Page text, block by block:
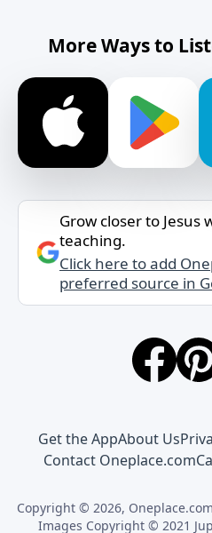
More Ways to
Grow closer to Jesus
teaching.
Click here to add
preferred source in
Get the AppAbout Us
Contact Oneplace.com
Copyright © 2026,
Images Copyright © 2021